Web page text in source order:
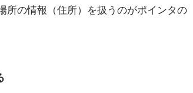
所の情報（住所）を扱うのがポインタの